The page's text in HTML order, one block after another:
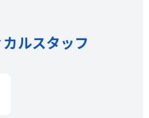
カルスタッフ